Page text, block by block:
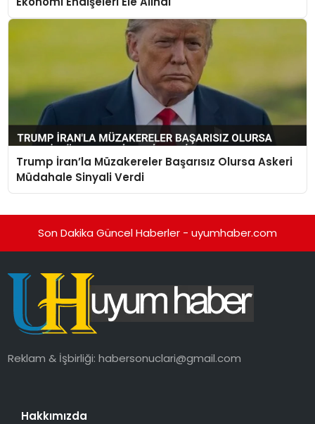
Trump İran’la Müzakereler Başarısız Olursa Askeri
Müdahale Sinyali Verdi
Son Dakika Güncel Haberler - uyumhaber.com
Reklam & İşbirliği:habersonuclari@gmail.com
Hakkımızda